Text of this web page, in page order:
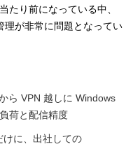
たり前になっている中、
理が非常に問題となってい
ら VPN 越しに Windows
荷と配信精度
けに、出社しての